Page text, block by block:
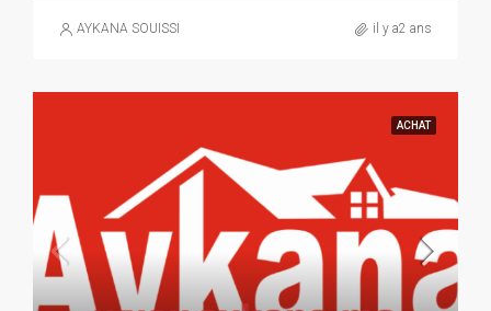
AYKANA SOUISSI il y a2 ans
ACHAT